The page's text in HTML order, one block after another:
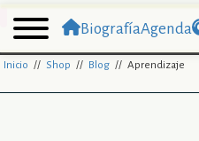
BiografíaAgenda
Inicio // Shop // Blog // Aprendizaje